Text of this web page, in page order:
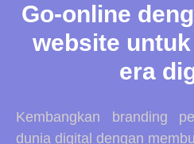
Go-online
website
era
Kembangkan branding
dunia digital dengan